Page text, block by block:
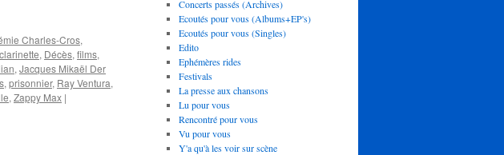
Charles-Cros,
clarinette, Décès, films,
, Jacques Mikaël Der
, prisonnier, Ray Ventura,
, Zappy Max |
Concerts passés (Archives)
Ecoutés pour vous (Albums+EP's)
Ecoutés pour vous (Singles)
Edito
Ephémères rides
Festivals
La presse aux chansons
Lu pour vous
Rencontré pour vous
Vu pour vous
Y'a qu'à les voir sur scène